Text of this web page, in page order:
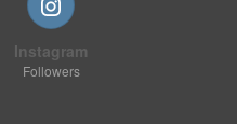
Instagram
Followers